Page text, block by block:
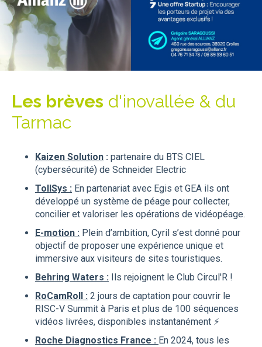
Les brèves d'inovallée & du
Tarmac
Kaizen Solution : partenaire du BTS CIEL
(cybersécurité) de Schneider Electric
TollSys : En partenariat avec Egis et GEA ils ont
développé un système de péage pour collecter,
concilier et valoriser les opérations de vidéopéage.
E-motion : Plein d’ambition, Cyril s’est donné pour
objectif de proposer une expérience unique et
immersive aux visiteurs de sites touristiques.
Behring Waters : Ils rejoignent le Club Circul'R !
RoCamRoll : 2 jours de captation pour couvrir le
RISC-V Summit à Paris et plus de 100 séquences
vidéos livrées, disponibles instantanément ⚡️
Roche Diagnostics France : En 2024, tous les